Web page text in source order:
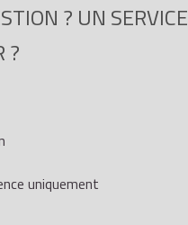
? UN SERVICE
?
uniquement